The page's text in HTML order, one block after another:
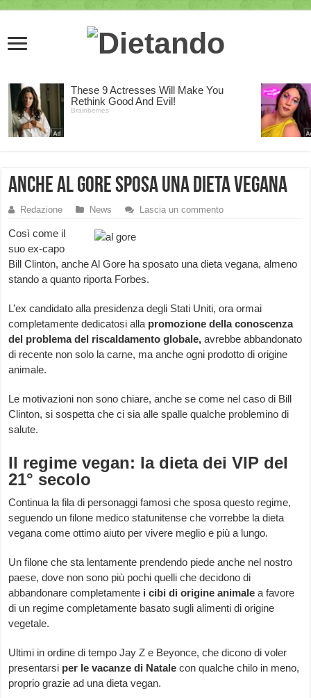
Anche Al Gore sposa una dieta vegana
Redazione News Lascia un commento
Così come il
suo ex-capo
Bill Clinton, anche Al Gore ha sposato una dieta vegana, almeno
stando a quanto riporta Forbes.
L’ex candidato alla presidenza degli Stati Uniti, ora ormai
completamente dedicatosi alla promozione della conoscenza
del problema del riscaldamento globale,avrebbe abbandonato
di recente non solo la carne, ma anche ogni prodotto di origine
animale.
Le motivazioni non sono chiare, anche se come nel caso di Bill
Clinton, si sospetta che ci sia alle spalle qualche problemino di
salute.
Il regime vegan: la dieta dei VIP del
21° secolo
Continua la fila di personaggi famosi che sposa questo regime,
seguendo un filone medico statunitense che vorrebbe la dieta
vegana come ottimo aiuto per vivere meglio e più a lungo.
Un filone che sta lentamente prendendo piede anche nel nostro
paese, dove non sono più pochi quelli che decidono di
abbandonare completamente i cibi di origine animalea favore
di un regime completamente basato sugli alimenti di origine
vegetale.
Ultimi in ordine di tempo Jay Z e Beyonce, che dicono di voler
presentarsi per le vacanze di Natalecon qualche chilo in meno,
proprio grazie ad una dieta vegan.